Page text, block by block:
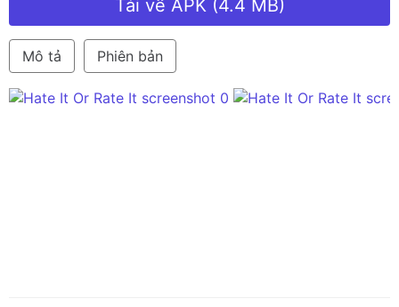
Tải về APK (4.4 MB)
Mô tả Phiên bản